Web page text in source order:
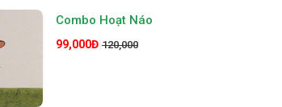
Combo Hoạt Náo
99,000Đ 120,000